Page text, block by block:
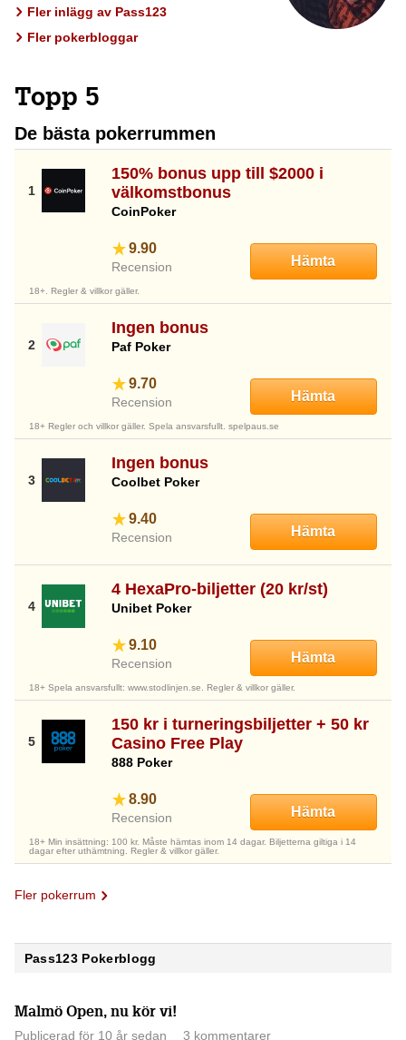
Fler inlägg av Pass123
Fler pokerbloggar
Topp 5
De bästa pokerrummen
150% bonus upp till $2000 i
välkomstbonus
CoinPoker
9.90
Recension Hämta
18+. Regler & villkor gäller.
Ingen bonus
Paf Poker
9.70
Recension Hämta
18+ Regler och villkor gäller. Spela ansvarsfullt. spelpaus.se
Ingen bonus
Coolbet Poker
9.40
Recension Hämta
4 HexaPro-biljetter (20 kr/st)
Unibet Poker
9.10
Recension Hämta
18+ Spela ansvarsfullt: www.stodlinjen.se. Regler & villkor gäller.
150 kr i turneringsbiljetter + 50 kr
Casino Free Play
888 Poker
8.90
Recension Hämta
18+ Min insättning: 100 kr. Måste hämtas inom 14 dagar. Biljetterna giltiga i 14
dagar efter uthämtning. Regler & villkor gäller.
Fler pokerrum
Pass123 Pokerblogg
Malmö Open, nu kör vi!
Publicerad för 10 år sedan
3 kommentarer